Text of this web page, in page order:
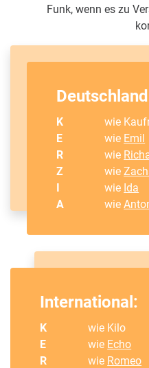
Funk, wenn es zu
K
wie
E
wie Emil
R
wie
Z
wie
I
wie Ida
A
wie
International:
K
wie Kilo
E
wie Echo
R
wie Romeo